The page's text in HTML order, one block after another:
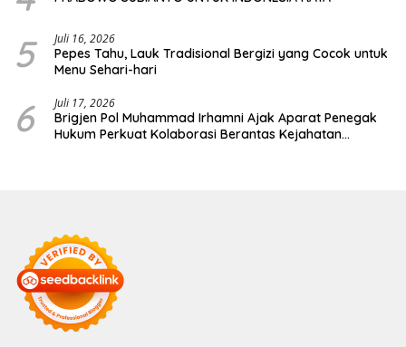
5 Juli 16, 2026
Pepes Tahu, Lauk Tradisional Bergizi yang Cocok untuk
Menu Sehari-hari
6 Juli 17, 2026
Brigjen Pol Muhammad Irhamni Ajak Aparat Penegak
Hukum Perkuat Kolaborasi Berantas Kejahatan